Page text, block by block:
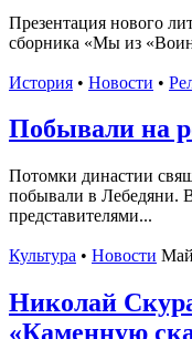
Презентация нового
сборника «Мы из
История • Новости •
Побывали на
Потомки династии
побывали в Лебедяни.
представителями...
Культура • Новости
Николай
«Каменную